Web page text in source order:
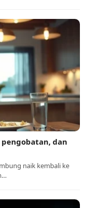
dan
naik kembali ke